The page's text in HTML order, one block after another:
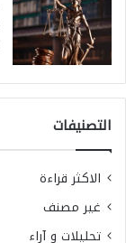
التصنيفات
الاكثر قراءة
غير مصنف
تحليلات و آراء